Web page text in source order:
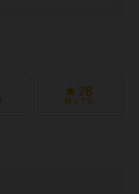
76
持ってる